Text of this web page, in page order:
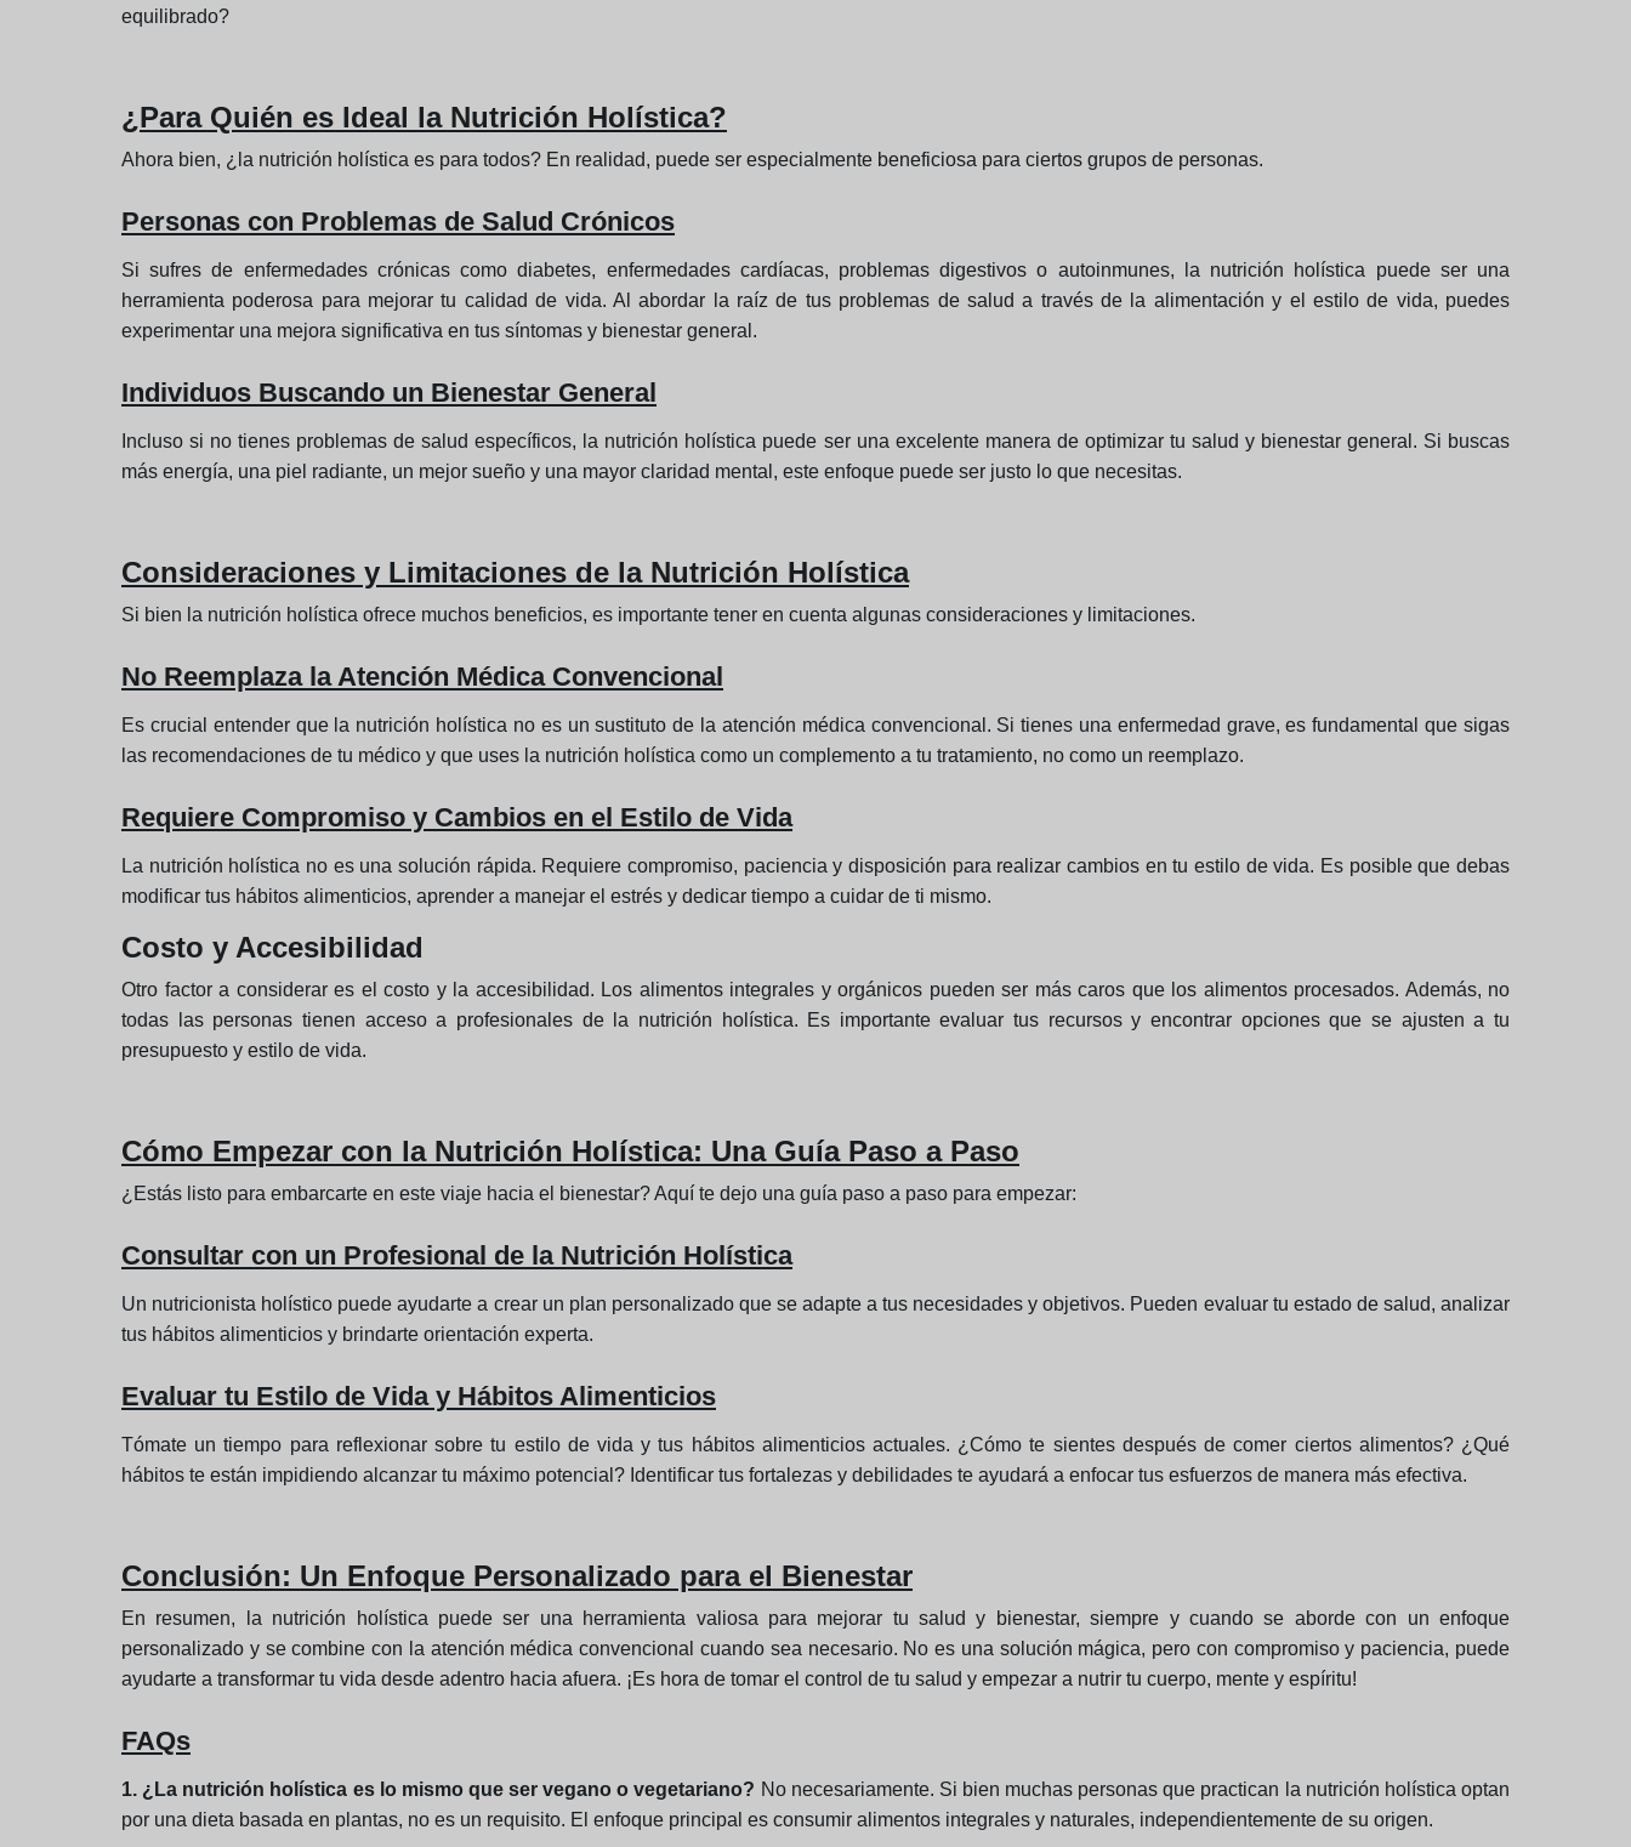
equilibrado?
¿Para Quién es Ideal la Nutrición Holística?
Ahora bien, ¿la nutrición holística es para todos? En realidad, puede ser especialmente beneficiosa para ciertos grupos de personas.
Personas con Problemas de Salud Crónicos
Si sufres de enfermedades crónicas como diabetes, enfermedades cardíacas, problemas digestivos o autoinmunes, la nutrición holística puede ser una
herramienta poderosa para mejorar tu calidad de vida. Al abordar la raíz de tus problemas de salud a través de la alimentación y el estilo de vida, puedes
experimentar una mejora significativa en tus síntomas y bienestar general.
Individuos Buscando un Bienestar General
Incluso si no tienes problemas de salud específicos, la nutrición holística puede ser una excelente manera de optimizar tu salud y bienestar general. Si buscas
más energía, una piel radiante, un mejor sueño y una mayor claridad mental, este enfoque puede ser justo lo que necesitas.
Consideraciones y Limitaciones de la Nutrición Holística
Si bien la nutrición holística ofrece muchos beneficios, es importante tener en cuenta algunas consideraciones y limitaciones.
No Reemplaza la Atención Médica Convencional
Es crucial entender que la nutrición holística no es un sustituto de la atención médica convencional. Si tienes una enfermedad grave, es fundamental que sigas
las recomendaciones de tu médico y que uses la nutrición holística como un complemento a tu tratamiento, no como un reemplazo.
Requiere Compromiso y Cambios en el Estilo de Vida
La nutrición holística no es una solución rápida. Requiere compromiso, paciencia y disposición para realizar cambios en tu estilo de vida. Es posible que debas
modificar tus hábitos alimenticios, aprender a manejar el estrés y dedicar tiempo a cuidar de ti mismo.
Costo y Accesibilidad
Otro factor a considerar es el costo y la accesibilidad. Los alimentos integrales y orgánicos pueden ser más caros que los alimentos procesados. Además, no
todas las personas tienen acceso a profesionales de la nutrición holística. Es importante evaluar tus recursos y encontrar opciones que se ajusten a tu
presupuesto y estilo de vida.
Cómo Empezar con la Nutrición Holística: Una Guía Paso a Paso
¿Estás listo para embarcarte en este viaje hacia el bienestar? Aquí te dejo una guía paso a paso para empezar:
Consultar con un Profesional de la Nutrición Holística
Un nutricionista holístico puede ayudarte a crear un plan personalizado que se adapte a tus necesidades y objetivos. Pueden evaluar tu estado de salud, analizar
tus hábitos alimenticios y brindarte orientación experta.
Evaluar tu Estilo de Vida y Hábitos Alimenticios
Tómate un tiempo para reflexionar sobre tu estilo de vida y tus hábitos alimenticios actuales. ¿Cómo te sientes después de comer ciertos alimentos? ¿Qué
hábitos te están impidiendo alcanzar tu máximo potencial? Identificar tus fortalezas y debilidades te ayudará a enfocar tus esfuerzos de manera más efectiva.
Conclusión: Un Enfoque Personalizado para el Bienestar
En resumen, la nutrición holística puede ser una herramienta valiosa para mejorar tu salud y bienestar, siempre y cuando se aborde con un enfoque
personalizado y se combine con la atención médica convencional cuando sea necesario. No es una solución mágica, pero con compromiso y paciencia, puede
ayudarte a transformar tu vida desde adentro hacia afuera. ¡Es hora de tomar el control de tu salud y empezar a nutrir tu cuerpo, mente y espíritu!
FAQs
1. ¿La nutrición holística es lo mismo que ser vegano o vegetariano? No necesariamente. Si bien muchas personas que practican la nutrición holística optan
por una dieta basada en plantas, no es un requisito. El enfoque principal es consumir alimentos integrales y naturales, independientemente de su origen.